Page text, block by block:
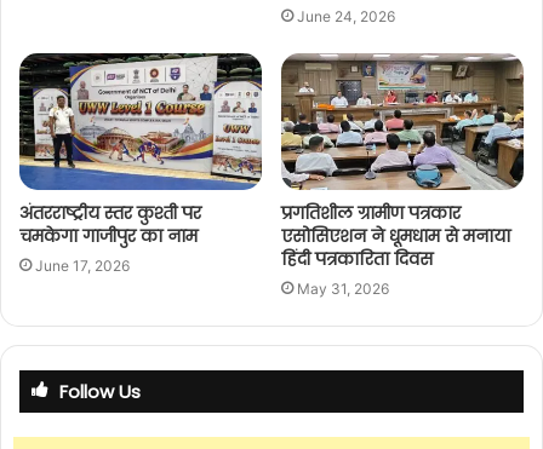
June 24, 2026
अंतरराष्ट्रीय स्तर कुश्ती पर
चमकेगा गाजीपुर का नाम
June 17, 2026
प्रगतिशील ग्रामीण पत्रकार
एसोसिएशन ने धूमधाम से मनाया
हिंदी पत्रकारिता दिवस
May 31, 2026
Follow Us